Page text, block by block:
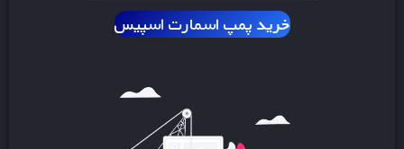
خرید پمپ اسمارت اسپیس